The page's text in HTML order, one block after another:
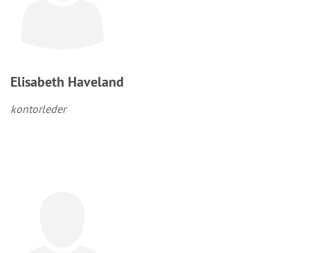
Elisabeth Haveland
kontorleder